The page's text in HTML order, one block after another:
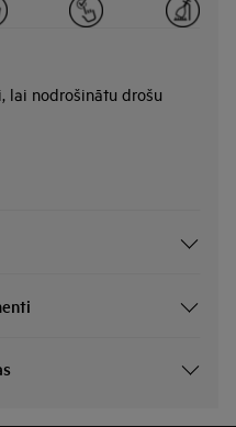
lai nodrošinātu drošu